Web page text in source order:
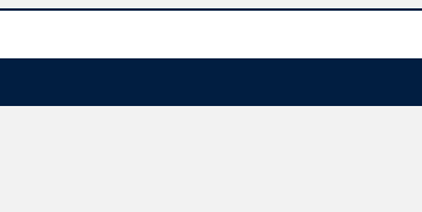
と組み合わせたご利用も可能です
などの試験対策に役立つ練習問題を収録しています
モリーが、子どもたちの意欲を引き出し、学習をわくわく
が充実しています